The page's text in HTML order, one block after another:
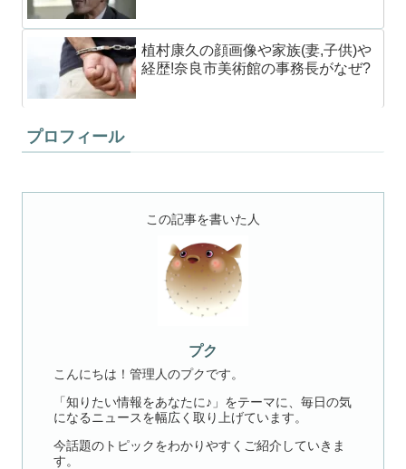
植村康久の顔画像や家族(妻,子供)や
経歴!奈良市美術館の事務長がなぜ?
プロフィール
この記事を書いた人
プク
こんにちは！管理人のプクです。
「知りたい情報をあなたに♪」をテーマに、毎日の気
になるニュースを幅広く取り上げています。
今話題のトピックをわかりやすくご紹介していきま
す。